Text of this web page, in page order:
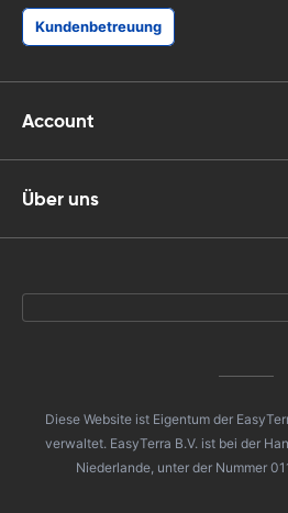
Kundenbetreuung
Account
Über uns
Diese Website ist Eigentum der
verwaltet. EasyTerra B.V. ist bei der
Niederlande, unter der Nummer